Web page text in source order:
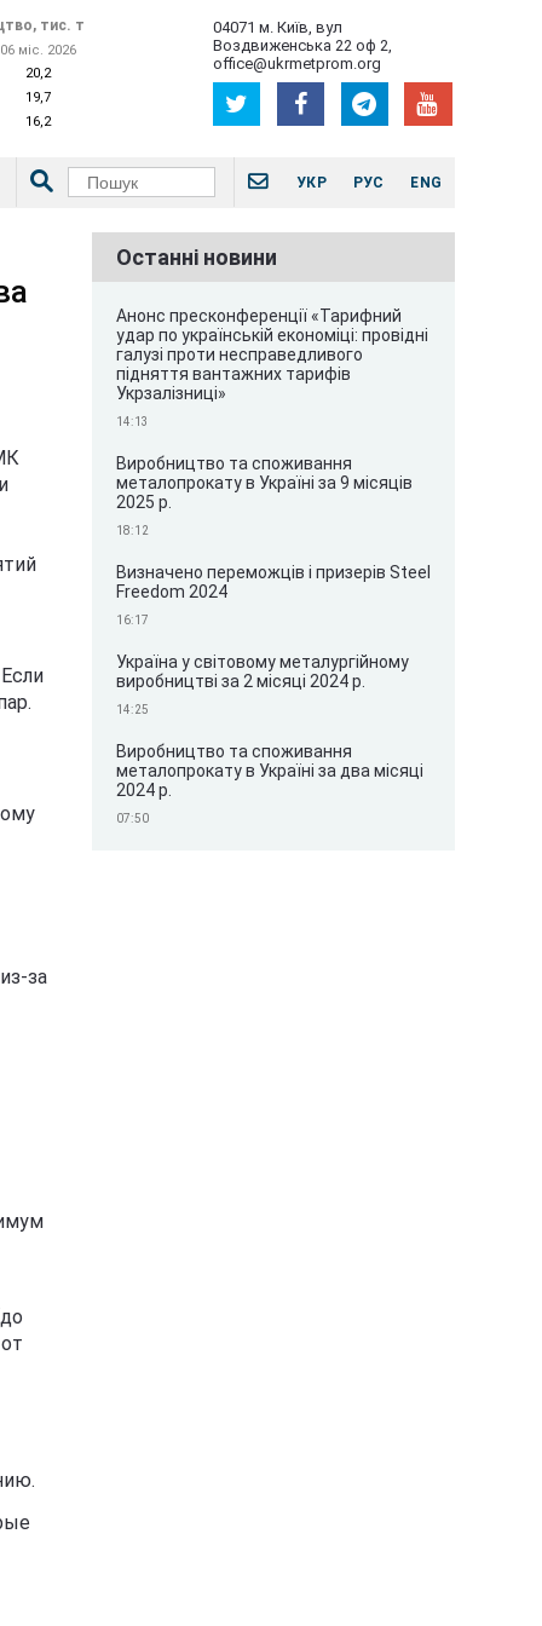
04071 м. Київ, вул
Воздвиженська 22 оф 2,
office@ukrmetprom.org
тис. т
06 міс. 2026
20,2
19,7
16,2
УКР РУС ENG
за
Останні новини
Анонс пресконференції «Тарифний
удар по українській економіці: провідні
галузі проти несправедливого
підняття вантажних тарифів
Укрзалізниці»
14:13
Виробництво та споживання
металопрокату в Україні за 9 місяців
2025 р.
18:12
Визначено переможців і призерів Steel
Freedom 2024
16:17
Україна у світовому металургійному
виробництві за 2 місяці 2024 р.
14:25
Виробництво та споживання
металопрокату в Україні за два місяці
2024 р.
07:50